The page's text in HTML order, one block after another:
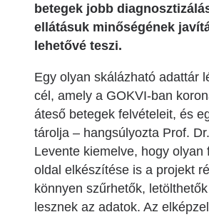
betegek jobb
ellátásuk minőségének
lehetővé teszi.
Egy olyan skálázható adattár
cél, amely a GOKVI-ban
áteső betegek felvételeit, és
tárolja – hangsúlyozta Prof.
Levente kiemelve, hogy olyan
oldal elkészítése is a projekt
könnyen szűrhetők,
lesznek az adatok. Az